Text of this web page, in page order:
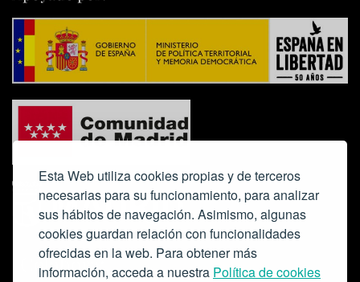
Esta Web utiliza cookies propias y de terceros
necesarias para su funcionamiento, para analizar
sus hábitos de navegación. Asimismo, algunas
cookies guardan relación con funcionalidades
ofrecidas en la web. Para obtener más
información, acceda a nuestra Política de cookies
Colabora: